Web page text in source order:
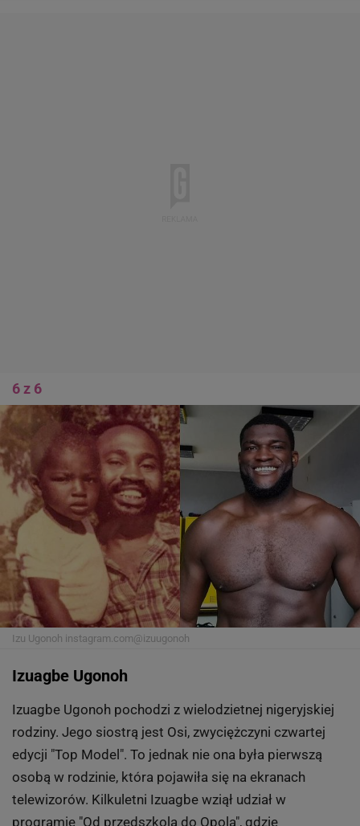
6 z 6
Izu Ugonoh instagram.com@izuugonoh
Izuagbe Ugonoh
Izuagbe Ugonoh pochodzi z wielodzietnej nigeryjskiej
rodziny. Jego siostrą jest Osi, zwyciężczyni czwartej
edycji "Top Model". To jednak nie ona była pierwszą
osobą w rodzinie, która pojawiła się na ekranach
telewizorów. Kilkuletni Izuagbe wziął udział w
programie "Od przedszkola do Opola", gdzie